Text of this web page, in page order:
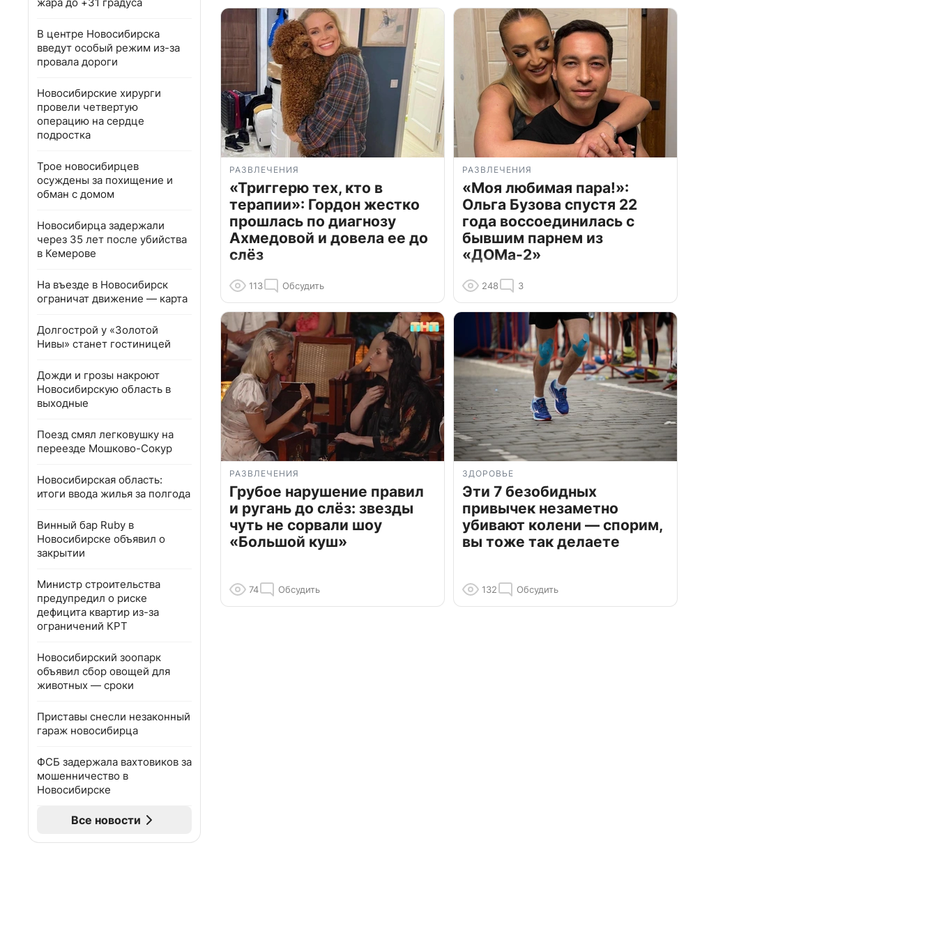
В центре Новосибирска
введут особый режим из-за
провала дороги
Новосибирские хирурги
провели четвертую
операцию на сердце
подростка
Трое новосибирцев
осуждены за похищение и
обман с домом
Новосибирца задержали
через 35 лет после убийства
в Кемерове
На въезде в Новосибирск
ограничат движение — карта
Долгострой у «Золотой
Нивы» станет гостиницей
Дожди и грозы накроют
Новосибирскую область в
выходные
Поезд смял легковушку на
переезде Мошково-Сокур
Новосибирская область:
итоги ввода жилья за полгода
Винный бар Ruby в
Новосибирске объявил о
закрытии
Министр строительства
предупредил о риске
дефицита квартир из-за
ограничений КРТ
Новосибирский зоопарк
объявил сбор овощей для
животных — сроки
Приставы снесли незаконный
гараж новосибирца
ФСБ задержала вахтовиков за
мошенничество в
Новосибирске
Все новости
РАЗВЛЕЧЕНИЯ
«Триггерю тех, кто в
терапии»: Гордон жестко
прошлась по диагнозу
Ахмедовой и довела ее до
слёз
113 Обсудить
РАЗВЛЕЧЕНИЯ
«Моя любимая пара!»:
Ольга Бузова спустя 22
года воссоединилась с
бывшим парнем из
«ДОМа-2»
248 3
РАЗВЛЕЧЕНИЯ
Грубое нарушение правил
и ругань до слёз: звезды
чуть не сорвали шоу
«Большой куш»
74 Обсудить
ЗДОРОВЬЕ
Эти 7 безобидных
привычек незаметно
убивают колени — спорим,
вы тоже так делаете
132 Обсудить